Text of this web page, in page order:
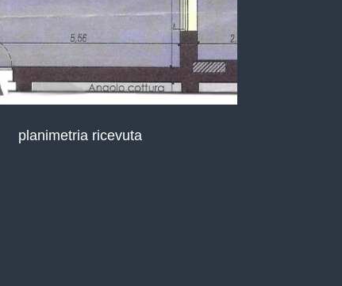
planimetria ricevuta